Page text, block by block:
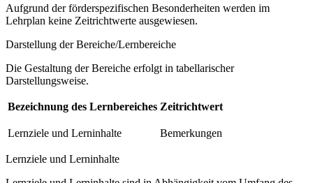
Aufgrund der förderspezifischen Besonderheiten werden im
Lehrplan keine Zeitrichtwerte ausgewiesen.
Darstellung der Bereiche/Lernbereiche
Die Gestaltung der Bereiche erfolgt in tabellarischer
Darstellungsweise.
Bezeichnung des Lernbereiches Zeitrichtwert
Lernziele und Lerninhalte Bemerkungen
Lernziele und Lerninhalte